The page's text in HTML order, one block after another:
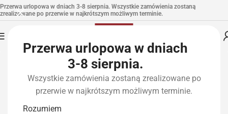
Przerwa urlopowa w dniach
3-8 sierpnia.
Wszystkie zamówienia zostaną zrealizowane po
przerwie w najkrótszym możliwym terminie.
Rozumiem
Przerwa urlopowa w dniach 3-8 sierpnia. Wszystkie zamówienia zostaną
zrealizowane po przerwie w najkrótszym możliwym terminie.